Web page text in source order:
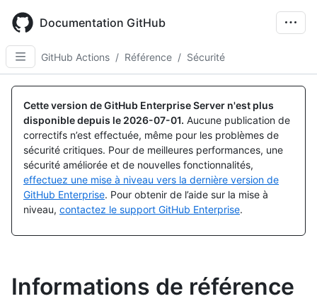
main
content
Documentation GitHub
GitHub Actions / Référence / Sécurité
Cette version de GitHub Enterprise Server n'est plus
disponible depuis le 2026-07-01. Aucune publication de
correctifs n’est effectuée, même pour les problèmes de
sécurité critiques. Pour de meilleures performances, une
sécurité améliorée et de nouvelles fonctionnalités,
effectuez une mise à niveau vers la dernière version de
GitHub Enterprise. Pour obtenir de l’aide sur la mise à
niveau, contactez le support GitHub Enterprise.
Informations de référence